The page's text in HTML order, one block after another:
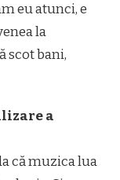
eu atunci, e
la
scot bani,
a
că muzica lua